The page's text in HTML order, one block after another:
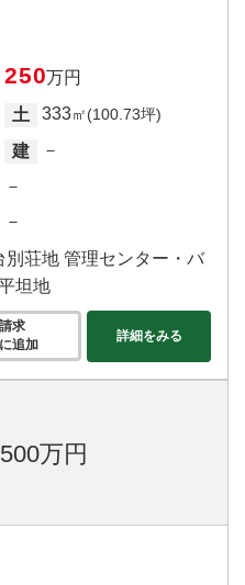
250万円
土
333㎡(100.73坪)
建
－
－
－
荘地 管理センター・バ
坦地
求
追加
詳細をみる
万円